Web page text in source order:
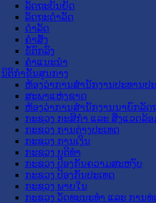
ລັດຖະບັນຍັດ
ລັດຖະດໍາລັດ
ດໍາລັດ
ຄໍາສັ່ງ
ຂໍ້ຕົກລົງ
ຄໍາແນະນໍາ
ນິຕິກໍາຂັ້ນສູນກາງ
ຫ້ອງວ່າການສໍານັກງານປະທານປ
ສະພາແຫ່ງຊາດ
ຫ້ອງວ່າການສຳນັກງານນາຍົກລັດ
ກະຊວງ ກະສິກຳ ແລະ ສິ່ງແວດລ້ອ
ກະຊວງ ການຕ່າງປະເທດ
ກະຊວງ ການເງິນ
ກະຊວງ ຍຸຕິທໍາ
ກະຊວງ ປ້ອງກັນຄວາມສະຫງົບ
ກະຊວງ ປ້ອງກັນປະເທດ
ກະຊວງ ພາຍໃນ
ກະຊວງ ວັດທະນະທຳ ແລະ ການທ່